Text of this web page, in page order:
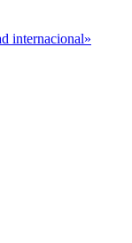
internacional»